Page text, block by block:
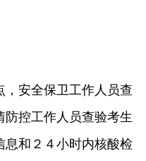
安全保卫工作人员查
控工作人员查验考生
和２４小时内核酸检